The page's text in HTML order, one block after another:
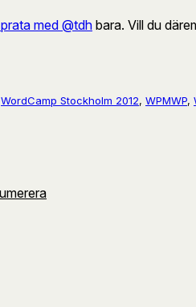
med @tdh bara. Vill du
WordCamp Stockholm 2012, WPMWP,